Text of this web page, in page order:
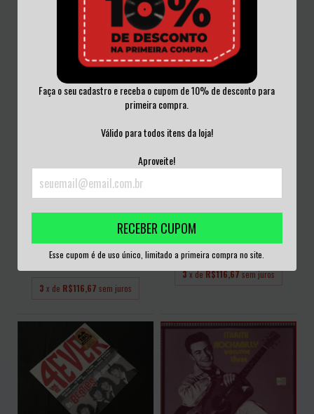
Faça o seu cadastro e receba o cupom de 10% de desconto para
primeira compra.
Válido para todos itens da loja!
Aproveite!
RECEBER CUPOM
Esse cupom é de uso único, limitado a primeira compra no site.
COLORIDO LAC...
R$350,00
R$116,67 sem juros
COLORIDO LA...
R$350,00
3x deR$116,67
GOBLIN - BUIO OMEGA VINIL
COLORIDO LACRA...
R$350,00
3 x de R$116,67 sem juros
GOBLIN - TENEBRE VINIL LACRADO
R$350,00
3x deR$116,67sem juros